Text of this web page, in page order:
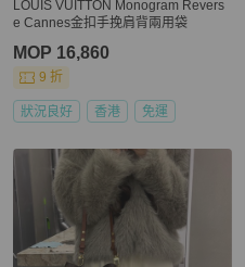
LOUIS VUITTON Monogram Revers
e Cannes金扣手挽肩背兩用袋
MOP 16,860
9 折
狀況良好 香港 免運